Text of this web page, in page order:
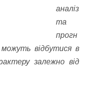
аналіз
та
прогн
можуть відбутися в
залежно від